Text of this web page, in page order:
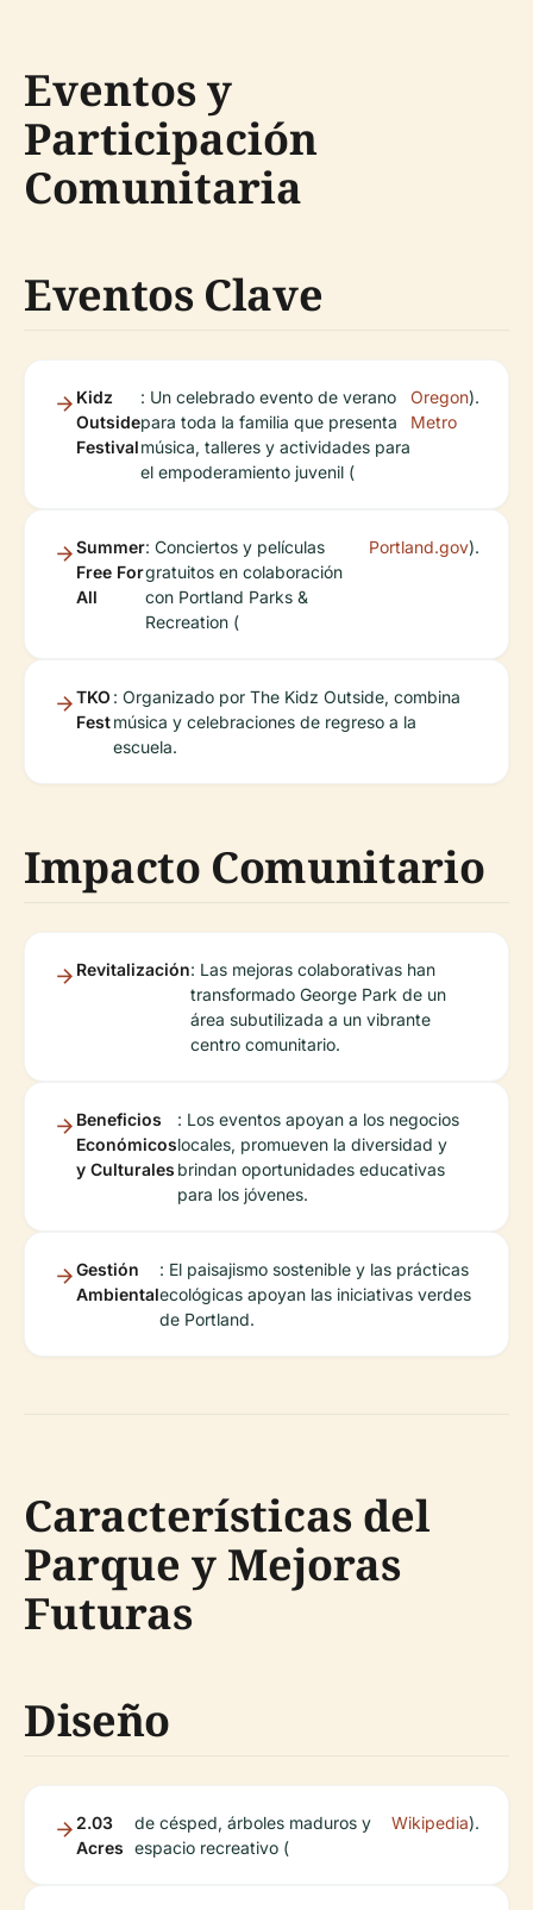
Eventos y
Participación
Comunitaria
Eventos Clave
Kidz
Outside
Festival
: Un celebrado evento de verano
para toda la familia que presenta
música, talleres y actividades para
el empoderamiento juvenil (
Oregon
Metro
).
Summer
Free For
All
: Conciertos y películas
gratuitos en colaboración
con Portland Parks &
Recreation (
Portland.gov).
TKO
Fest
: Organizado por The Kidz Outside, combina
música y celebraciones de regreso a la
escuela.
Impacto Comunitario
Revitalización: Las mejoras colaborativas han
transformado George Park de un
área subutilizada a un vibrante
centro comunitario.
Beneficios
Económicos
y Culturales
: Los eventos apoyan a los negocios
locales, promueven la diversidad y
brindan oportunidades educativas
para los jóvenes.
Gestión
Ambiental
: El paisajismo sostenible y las prácticas
ecológicas apoyan las iniciativas verdes
de Portland.
Características del
Parque y Mejoras
Futuras
Diseño
2.03
Acres
de césped, árboles maduros y
espacio recreativo (
Wikipedia).